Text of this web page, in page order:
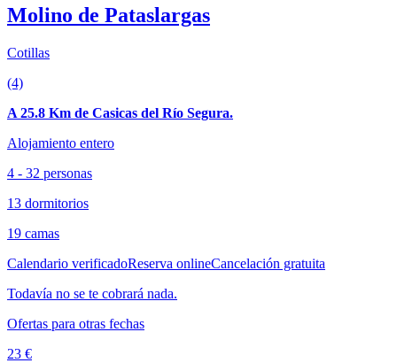
Molino de Pataslargas
Cotillas
(4)
A 25.8 Km de Casicas del Río Segura.
Alojamiento entero
4 - 32 personas
13 dormitorios
19 camas
Calendario verificadoReserva onlineCancelación gratuita
Todavía no se te cobrará nada.
Ofertas para otras fechas
23 €